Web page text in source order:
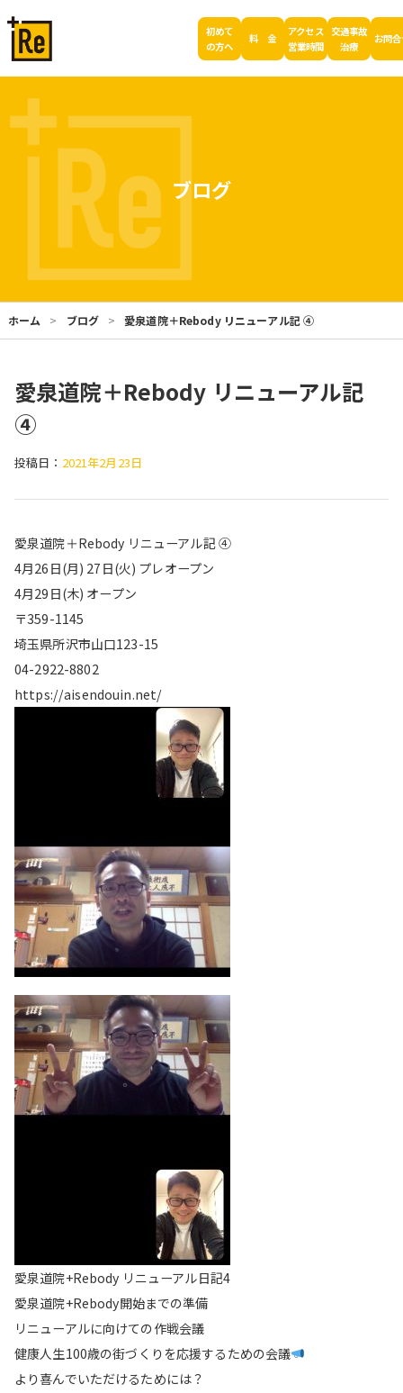
初めて
の方へ
料 金
アクセス
営業時間
交通事故
治療
お問
ブログ
ホーム ブログ 愛泉道院＋Rebody リニューアル記 ④
愛泉道院＋Rebody リニューアル記
④
投稿日： 2021年2月23日
愛泉道院＋Rebody リニューアル記 ④
4月26日(月) 27日(火) プレオープン
4月29日(木) オープン
〒359-1145
埼玉県所沢市山口123-15
04-2922-8802
https://aisendouin.net/
愛泉道院+Rebody リニューアル日記4
愛泉道院+Rebody開始までの準備
リニューアルに向けての作戦会議
健康人生100歳の街づくりを応援するための会議
より喜んでいただけるためには？